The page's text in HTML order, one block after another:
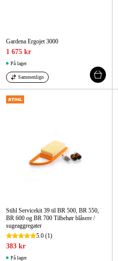
Gardena Ergojet 3000
1 675 kr
På lager
Sammenlign
Stihl Servicekit 39 til BR 500, BR 550,
BR 600 og BR 700 Tilbehør blåsere /
sugeaggregater
5.0 (1)
383 kr
På lager